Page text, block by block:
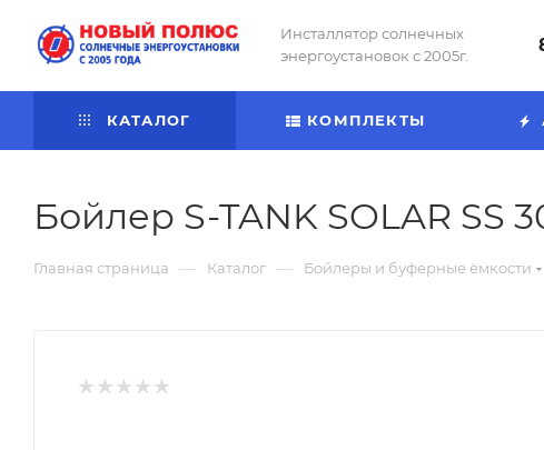
Инсталлятор солнечных
энергоустановок с 2005г.
КАТАЛОГ КОМПЛЕКТЫ
Бойлер S-TANK SOLAR SS
Главная страница — Каталог — Бойлеры и буферные ёмкости